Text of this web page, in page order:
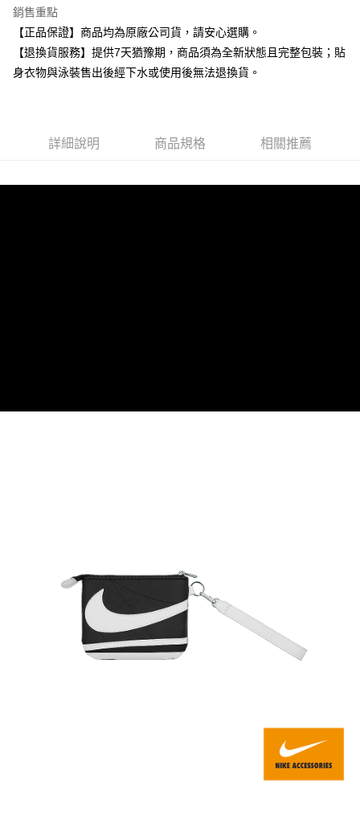
7-11取貨付款
每筆NT$80，滿NT$599(含以上)免運費
付款後7-11取貨
每筆NT$80，滿NT$599(含以上)免運費
銷售重點
【正品保證】商品均為原廠公司貨，請安心選購。
【退換貨服務】提供7天猶豫期，商品須為全新狀態且完整包裝；貼
身衣物與泳裝售出後經下水或使用後無法退換貨。
詳細說明 商品規格 相關推薦